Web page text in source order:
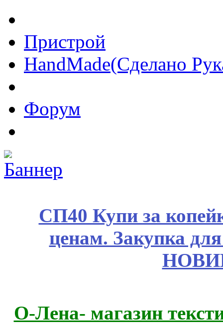
Пристрой
HandMade(Сделано
Форум
СП40 Купи за
ценам. Закупка
О-Лена- магазин